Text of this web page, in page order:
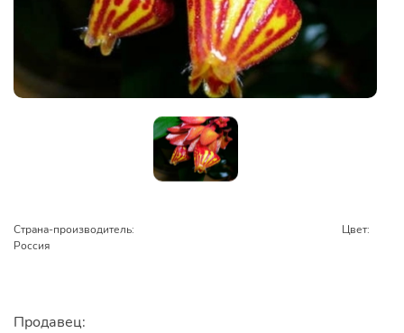
Страна-производитель:
Россия
Цвет:
Продавец: